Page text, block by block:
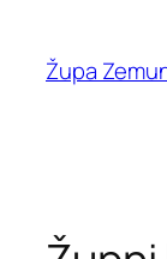
content
Župa